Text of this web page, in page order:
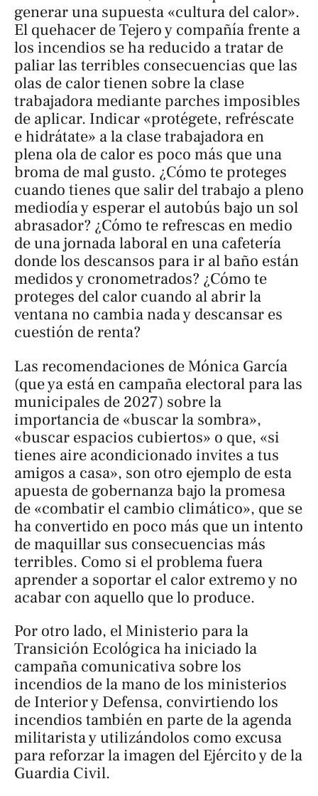
generar una supuesta «cultura del calor».
El quehacer de Tejero y compañía frente a
los incendios se ha reducido a tratar de
paliar las terribles consecuencias que las
olas de calor tienen sobre la clase
trabajadora mediante parches imposibles
de aplicar. Indicar «protégete, refréscate
e hidrátate» a la clase trabajadora en
plena ola de calor es poco más que una
broma de mal gusto. ¿Cómo te proteges
cuando tienes que salir del trabajo a pleno
mediodía y esperar el autobús bajo un sol
abrasador? ¿Cómo te refrescas en medio
de una jornada laboral en una cafetería
donde los descansos para ir al baño están
medidos y cronometrados? ¿Cómo te
proteges del calor cuando al abrir la
ventana no cambia nada y descansar es
cuestión de renta?
Las recomendaciones de Mónica García
(que ya está en campaña electoral para las
municipales de 2027) sobre la
importancia de «buscar la sombra»,
«buscar espacios cubiertos» o que, «si
tienes aire acondicionado invites a tus
amigos a casa», son otro ejemplo de esta
apuesta de gobernanza bajo la promesa
de «combatir el cambio climático», que se
ha convertido en poco más que un intento
de maquillar sus consecuencias más
terribles. Como si el problema fuera
aprender a soportar el calor extremo y no
acabar con aquello que lo produce.
Por otro lado, el Ministerio para la
Transición Ecológica ha iniciado la
campaña comunicativa sobre los
incendios de la mano de los ministerios
de Interior y Defensa, convirtiendo los
incendios también en parte de la agenda
militarista y utilizándolos como excusa
para reforzar la imagen del Ejército y de la
Guardia Civil.